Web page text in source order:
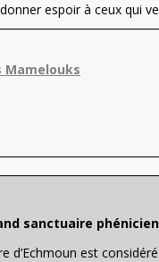
espoir à ceux qui
Mamelouks
sanctuaire
d’Echmoun est